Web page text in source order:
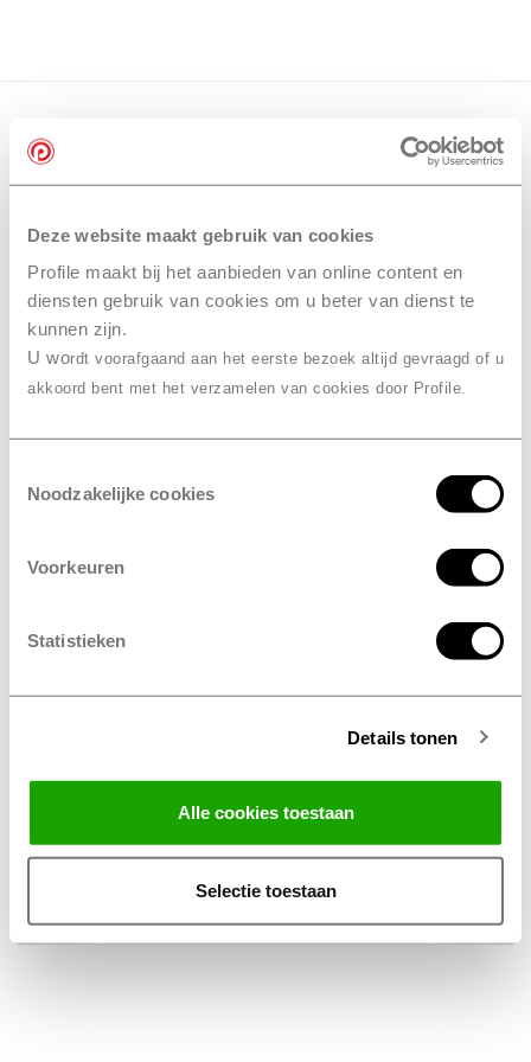
Deze website maakt gebruik van cookies
Profile maakt bij het aanbieden van online content en
diensten gebruik van cookies om u beter van dienst te
kunnen zijn.
U wordt voorafgaand aan het eerste bezoek altijd gevraagd of u
akkoord bent met het verzamelen van cookies door Profile.
Noodzakelijke cookies
Voorkeuren
Statistieken
Details tonen
Alle cookies toestaan
Selectie toestaan
Conditions générales
Privacy Statement
Disclaimer Profile Belux